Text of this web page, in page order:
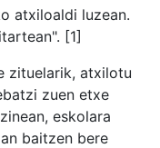
atxiloaldi luzean.
[1]
zituelarik, atxilotu
zuen etxe
eskolara
baitzen bere